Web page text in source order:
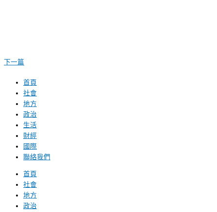
下一篇
首頁
社會
地方
政治
生活
財經
國際
聯絡我們
首頁
社會
地方
政治